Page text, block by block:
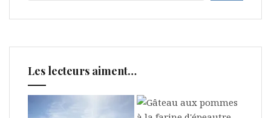
Les lecteurs aiment…